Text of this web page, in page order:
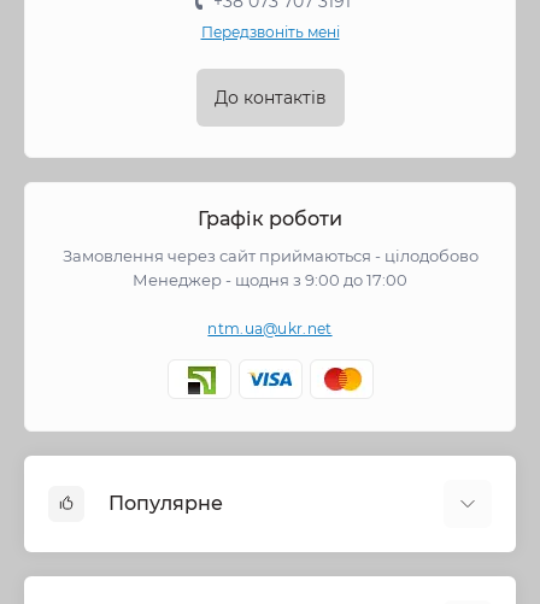
Передзвоніть мені
До контактів
Графік роботи
Замовлення через сайт приймаються - цілодобово
Менеджер - щодня з 9:00 до 17:00
ntm.ua@ukr.net
Популярне